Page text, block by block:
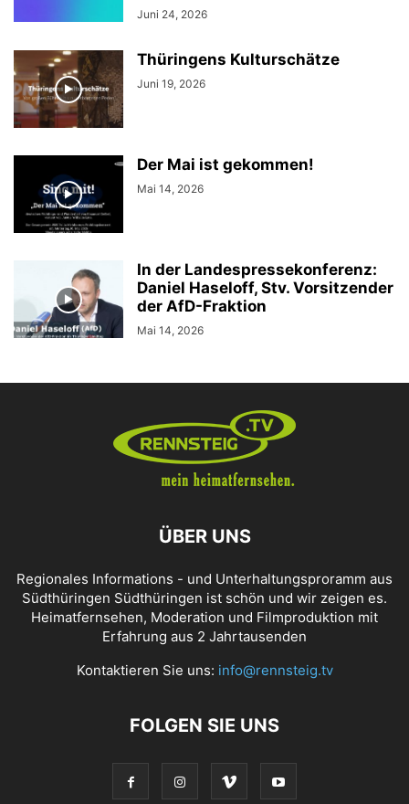
Juni 24, 2026
Thüringens Kulturschätze
Juni 19, 2026
Der Mai ist gekommen!
Mai 14, 2026
In der Landespressekonferenz:
Daniel Haseloff, Stv. Vorsitzender
der AfD-Fraktion
Mai 14, 2026
ÜBER UNS
Regionales Informations - und Unterhaltungsproramm aus
Südthüringen Südthüringen ist schön und wir zeigen es.
Heimatfernsehen, Moderation und Filmproduktion mit
Erfahrung aus 2 Jahrtausenden
Kontaktieren Sie uns: info@rennsteig.tv
FOLGEN SIE UNS